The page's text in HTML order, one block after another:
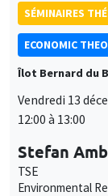
SÉMINAIRES
ECONOMIC
Îlot Bernard du
Vendredi 13
12:00 à 13:00
Stefan
TSE
Environmental